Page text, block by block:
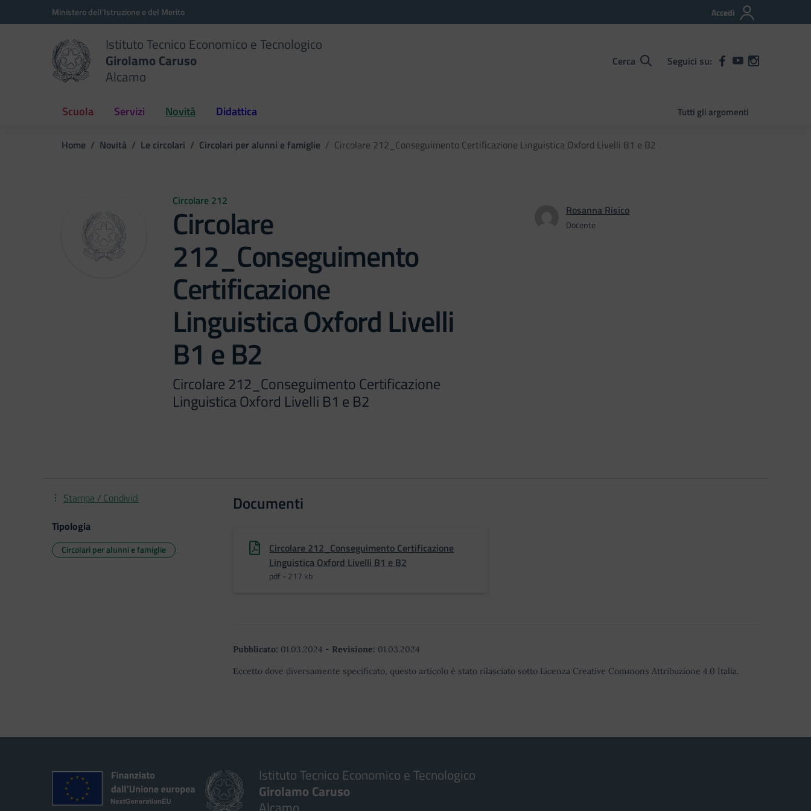
Vai ai contenuti
Vai al menu di navigazioneMinistero dell'Istruzione e del Merito Accedi
Istituto Tecnico Economico e Tecnologico
Girolamo Caruso
Alcamo
Cerca Seguici su:
Scuola Servizi Novità Didattica Tutti gli argomenti
Home Novità Le circolari Circolari per alunni e famiglie Circolare 212_Conseguimento Certificazione Linguistica Oxford Livelli B1 e B2
Circolare 212
Circolare
212_Conseguimento
Certificazione
Linguistica Oxford Livelli
B1 e B2
Circolare 212_Conseguimento Certificazione
Linguistica Oxford Livelli B1 e B2
Rosanna Risico
Docente
Documenti
Circolare 212_Conseguimento Certificazione
Linguistica Oxford Livelli B1 e B2
pdf - 217 kb
Pubblicato: 01.03.2024 - Revisione: 01.03.2024
Eccetto dove diversamente specificato, questo articolo è stato rilasciato sotto Licenza Creative Commons Attribuzione 4.0 Italia.
Stampa / Condividi
Tipologia
Circolari per alunni e famiglie
Istituto Tecnico Economico e Tecnologico
Girolamo Caruso